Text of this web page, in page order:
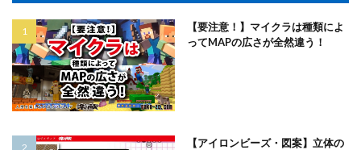
【要注意！】マイクラは種類によ
ってMAPの広さが全然違う！
【アイロンビーズ・図案】立体の